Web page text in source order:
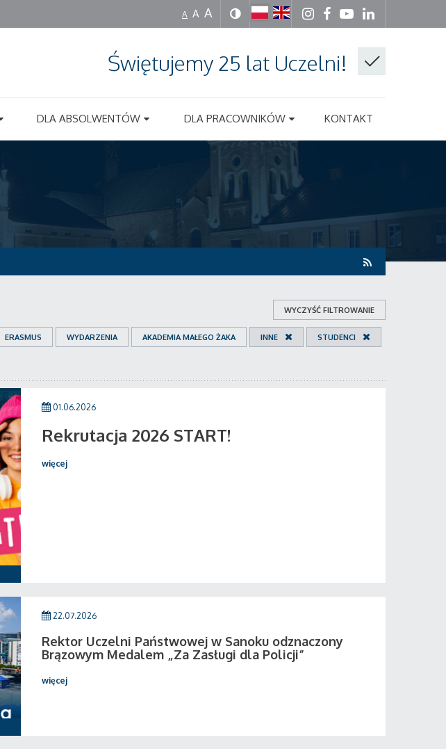
A A A
Świętujemy 25 lat Uczelni!
DLA ABSOLWENTÓW DLA PRACOWNIKÓW KONTAKT
WYCZYŚĆ FILTROWANIE
ERASMUS WYDARZENIA AKADEMIA MAŁEGO ŻAKA INNE STUDENCI
01.06.2026
Rekrutacja 2026 START!
więcej
22.07.2026
Rektor Uczelni Państwowej w Sanoku odznaczony
Brązowym Medalem „Za Zasługi dla Policji”
więcej